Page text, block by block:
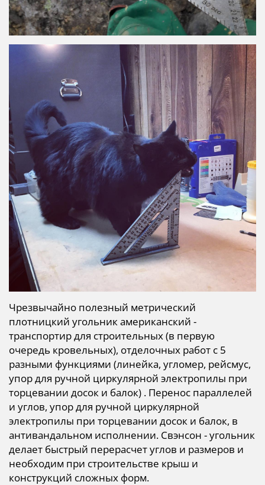
Чрезвычайно полезный метрический
плотницкий угольник американский -
транспортир для строительных (в первую
очередь кровельных), отделочных работ с 5
разными функциями (линейка, угломер, рейсмус,
упор для ручной циркулярной электропилы при
торцевании досок и балок) . Перенос параллелей
и углов, упор для ручной циркулярной
электропилы при торцевании досок и балок, в
антивандальном исполнении. Свэнсон - угольник
делает быстрый перерасчет углов и размеров и
необходим при строительстве крыш и
конструкций сложных форм.